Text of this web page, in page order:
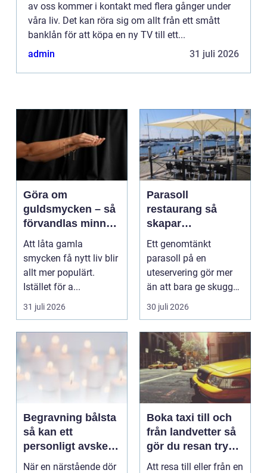
av oss kommer i kontakt med flera gånger under
våra liv. Det kan röra sig om allt från ett smått
banklån för att köpa en ny TV till ett...
admin
31 juli 2026
Göra om
guldsmycken – så
förvandlas minnen
till nya favoriter
Att låta gamla
smycken få nytt liv blir
allt mer populärt.
Istället för a...
31 juli 2026
Parasoll
restaurang så
skapar
uteserveringen rätt
känsla året runt
Ett genomtänkt
parasoll på en
uteservering gör mer
än att bara ge skugga.
Det påverkar hur länge
gäs...
30 juli 2026
Begravning bålsta
så kan ett
personligt avsked
formas
När en närstående dör
Boka taxi till och
från landvetter så
gör du resan trygg
och smidig
Att resa till eller från en